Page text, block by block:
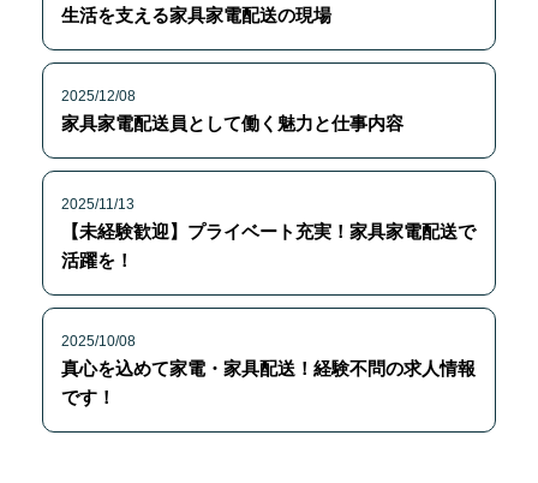
生活を支える家具家電配送の現場
2025/12/08
家具家電配送員として働く魅力と仕事内容
2025/11/13
【未経験歓迎】プライベート充実！家具家電配送で
活躍を！
2025/10/08
真心を込めて家電・家具配送！経験不問の求人情報
です！